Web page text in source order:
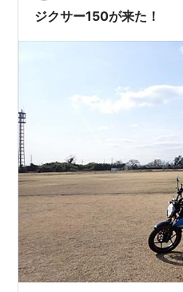
り暗くなった野原を歩いて帰
ジクサー150が来た！